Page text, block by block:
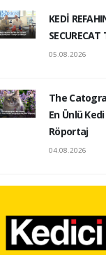
KEDİ
SECURECAT
05.08.2026
The
En Ünlü
Röportaj
04.08.2026